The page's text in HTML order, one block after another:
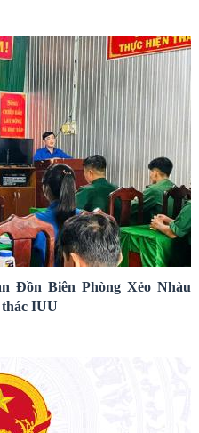
Đồn Biên Phòng Xẻo Nhàu
IUU